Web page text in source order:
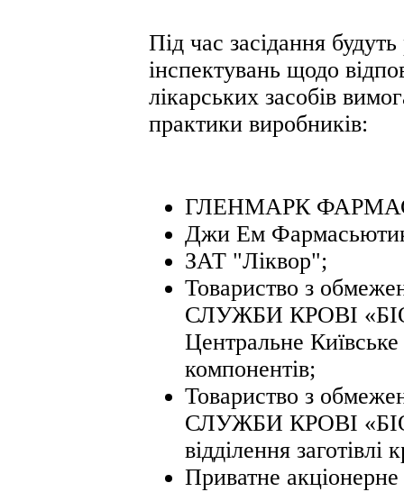
Під час засідання будуть
інспектувань щодо
лікарських засобів
практики виробників:
ГЛЕНМАРК
Джи Ем
ЗАТ "Ліквор";
Товариство з
СЛУЖБИ КРОВІ
Центральне Київське
компонентів;
Товариство з
СЛУЖБИ КРОВІ
відділення заготівлі
Приватне